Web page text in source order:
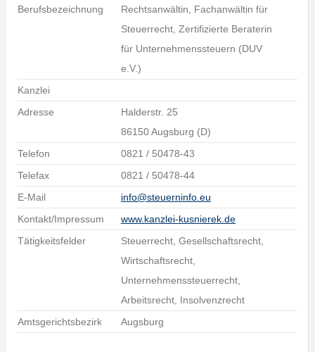
Berufsbezeichnung
Rechtsanwältin, Fachanwältin für
Steuerrecht, Zertifizierte Beraterin
für Unternehmenssteuern (DUV
e.V.)
Kanzlei
Adresse
Halderstr. 25
86150 Augsburg (D)
Telefon
0821 / 50478-43
Telefax
0821 / 50478-44
E-Mail
info@steuerninfo.eu
Kontakt/Impressum
www.kanzlei-kusnierek.de
Tätigkeitsfelder
Steuerrecht, Gesellschaftsrecht,
Wirtschaftsrecht,
Unternehmenssteuerrecht,
Arbeitsrecht, Insolvenzrecht
Amtsgerichtsbezirk
Augsburg